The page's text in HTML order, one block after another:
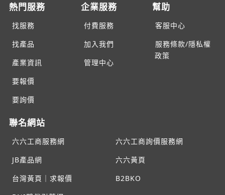
熱門服務
找服務
找產品
產業資訊
要報價
要詢價
企業服務
付費服務
加入我們
管理中心
幫助
客服中心
服務條款/隱私權
政策
聯名網站
六六工商服務網
六六工商詢價服務網
JB產品網
六六黃頁
台灣黃頁｜求報價
B2BKO